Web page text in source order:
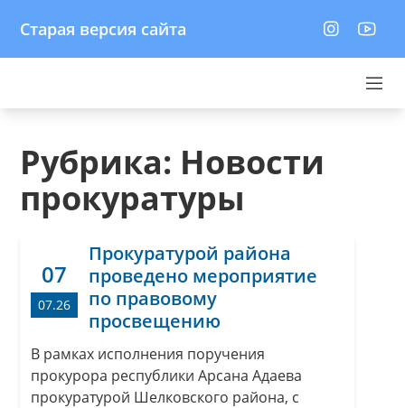
Старая версия сайта
Рубрика: Новости
прокуратуры
07
07.26
Прокуратурой района
проведено мероприятие
по правовому
просвещению
В рамках исполнения поручения
прокурора республики Арсана Адаева
прокуратурой Шелковского района, с